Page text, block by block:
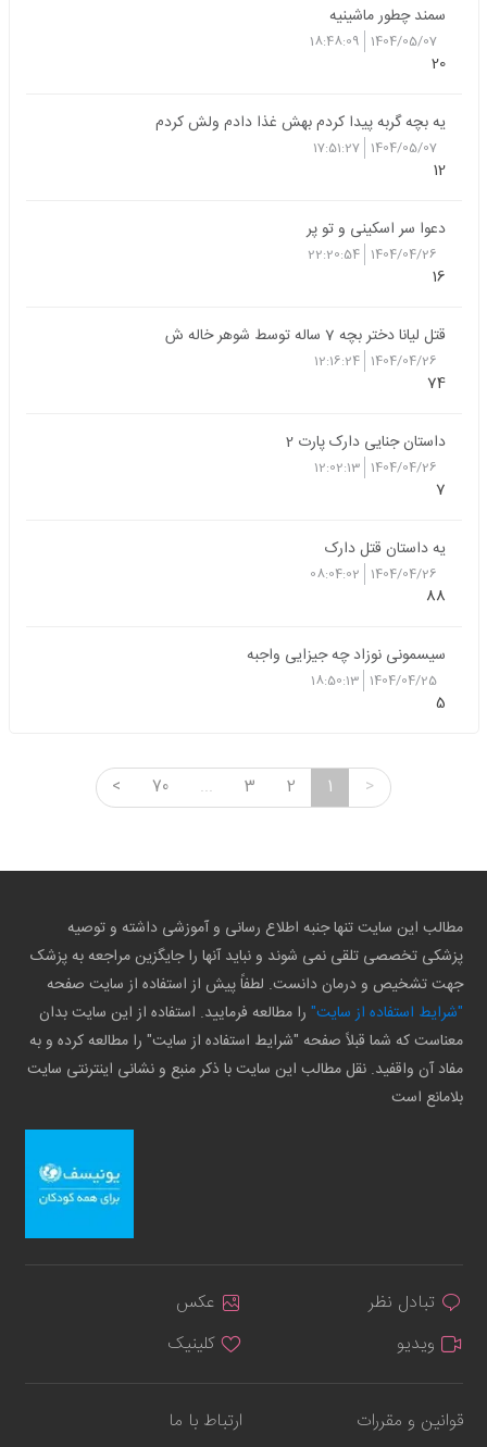
سمند چطور ماشینیه
1404/05/07
18:48:09
20
یه بچه گربه پیدا کردم بهش غذا دادم ولش کردم
1404/05/07
17:51:27
12
دعوا سر اسکینی و تو پر
1404/04/26
22:20:54
16
قتل لیانا دختر بچه 7 ساله توسط شوهر خاله ش
1404/04/26
12:16:24
74
داستان جنایی دارک پارت 2
1404/04/26
12:02:13
7
یه داستان قتل دارک
1404/04/26
08:04:02
88
سیسمونی نوزاد چه جیزایی واجبه
1404/04/25
18:50:13
5
>
1
2
3
...
70
<
مطالب این سایت تنها جنبه اطلاع رسانی و آموزشی داشته و توصیه
پزشکی تخصصی تلقی نمی شوند و نباید آنها را جایگزین مراجعه به پزشک
جهت تشخیص و درمان دانست. لطفاً پیش از استفاده از سایت صفحه
"شرایط استفاده از سایت" را مطالعه فرمایید. استفاده از این سایت بدان
معناست که شما قبلاً صفحه "شرایط استفاده از سایت" را مطالعه کرده و به
مفاد آن واقفید. نقل مطالب این سایت با ذکر منبع و نشانی اینترنتی سایت
بلامانع است
تبادل نظر
عکس
ویدیو
کلینیک
قوانین و مقررات ارتباط با ما